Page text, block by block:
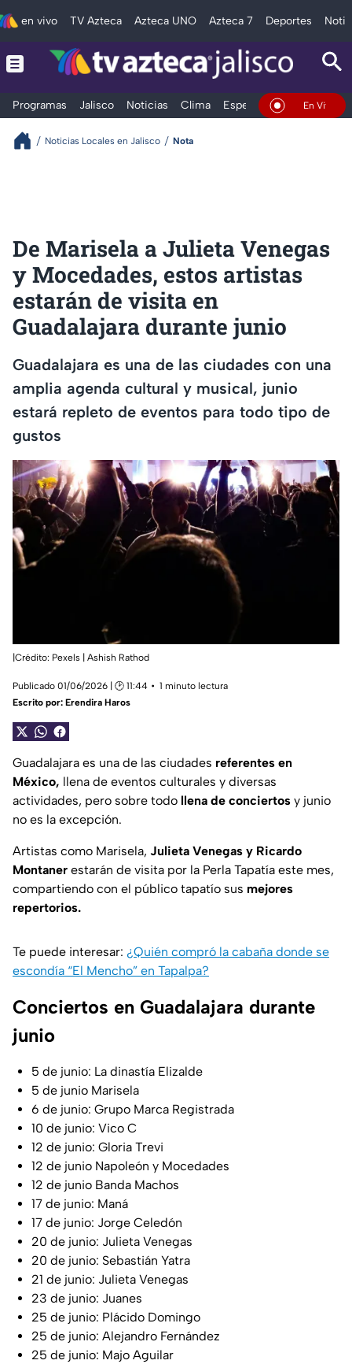
en vivo TV Azteca Azteca UNO Azteca 7 Deportes
Programas Jalisco Noticias Clima Espectáculos Deportes
En Vivo
Noticias Locales en Jalisco Nota
De Marisela a Julieta Venegas
y Mocedades, estos artistas
estarán de visita en
Guadalajara durante junio
Guadalajara es una de las ciudades con una
amplia agenda cultural y musical, junio
estará repleto de eventos para todo tipo de
gustos
|Crédito: Pexels | Ashish Rathod
Publicado 01/06/2026 | 🕑 11:44
1 minuto lectura
Escrito por: Erendira Haros
Guadalajara es una de las ciudades referentes en
México, llena de eventos culturales y diversas
actividades, pero sobre todo llena de conciertos y junio
no es la excepción.
Artistas como Marisela, Julieta Venegas y Ricardo
Montaner estarán de visita por la Perla Tapatía este mes,
compartiendo con el público tapatío sus mejores
repertorios.
Te puede interesar: ¿Quién compró la cabaña donde se
escondía “El Mencho” en Tapalpa?
Conciertos en Guadalajara durante
junio
5 de junio: La dinastía Elizalde
5 de junio Marisela
6 de junio: Grupo Marca Registrada
10 de junio: Vico C
12 de junio: Gloria Trevi
12 de junio Napoleón y Mocedades
12 de junio Banda Machos
17 de junio: Maná
17 de junio: Jorge Celedón
20 de junio: Julieta Venegas
20 de junio: Sebastián Yatra
21 de junio: Julieta Venegas
23 de junio: Juanes
25 de junio: Plácido Domingo
25 de junio: Alejandro Fernández
25 de junio: Majo Aguilar